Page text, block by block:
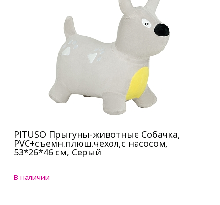
PITUSO Прыгуны-животные Собачка,
PVC+съемн.плюш.чехол,с насосом,
53*26*46 см, Серый
В наличии